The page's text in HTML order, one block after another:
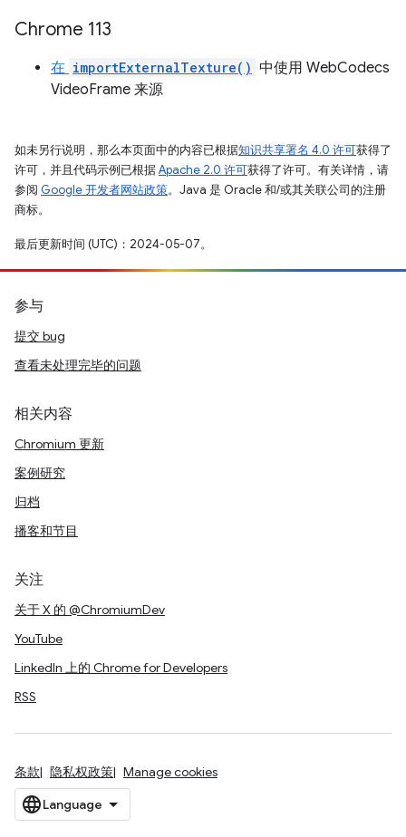
Chrome 113
在 importExternalTexture() 中使用 WebCodecs
VideoFrame 来源
如未另行说明，那么本页面中的内容已根据知识共享署名 4.0 许可获得了
许可，并且代码示例已根据Apache 2.0 许可获得了许可。有关详情，请
参阅 Google 开发者网站政策。Java 是 Oracle 和/或其关联公司的注册
商标。
最后更新时间 (UTC)：2024-05-07。
参与
提交 bug
查看未处理完毕的问题
相关内容
Chromium 更新
案例研究
归档
播客和节目
关注
关于 X 的 @ChromiumDev
YouTube
LinkedIn 上的 Chrome for Developers
RSS
条款 隐私权政策 Manage cookies